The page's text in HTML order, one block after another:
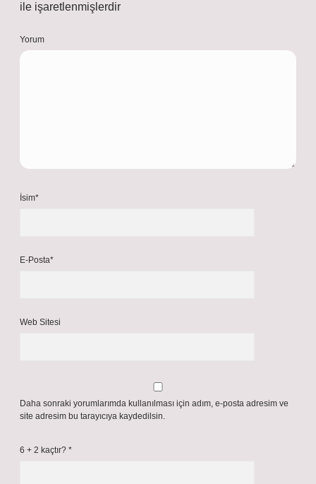
ile işaretlenmişlerdir
Yorum
İsim*
E-Posta*
Web Sitesi
Daha sonraki yorumlarımda kullanılması için adım, e-posta adresim ve
site adresim bu tarayıcıya kaydedilsin.
6 + 2 kaçtır? *